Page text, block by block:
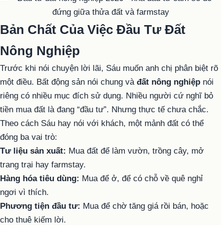
Bản Chất Của Việc Đầu Tư Đất
Nông Nghiệp
Trước khi nói chuyện lời lãi, Sáu muốn anh chị phân biệt rõ
một điều. Bất động sản nói chung và đất nông nghiệp nói
riêng có nhiều mục đích sử dụng. Nhiều người cứ nghĩ bỏ
tiền mua đất là đang “đầu tư”. Nhưng thực tế chưa chắc.
Theo cách Sáu hay nói với khách, một mảnh đất có thể
đóng ba vai trò:
Tư liệu sản xuất: Mua đất để làm vườn, trồng cây, mở
trang trại hay farmstay.
Hàng hóa tiêu dùng: Mua để ở, để có chỗ về quê nghỉ
ngơi vì thích.
Phương tiện đầu tư: Mua để chờ tăng giá rồi bán, hoặc
cho thuê kiếm lời.